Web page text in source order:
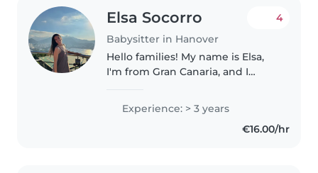
Elsa Socorro
Babysitter in Hanover
4
Hello families! My name is Elsa,
I'm from Gran Canaria, and I
work at an international school.
I'm currently a preschool
teacher, which means my life..
Experience: > 3 years
€16.00/hr